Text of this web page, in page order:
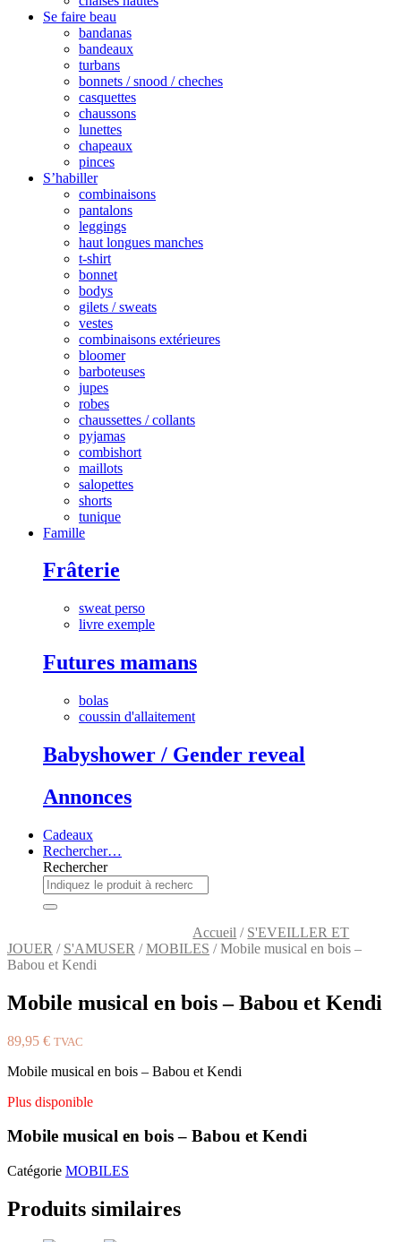
Se faire beau
bandanas
bandeaux
turbans
bonnets / snood / cheches
casquettes
chaussons
lunettes
chapeaux
pinces
S’habiller
combinaisons
pantalons
leggings
haut longues manches
t-shirt
bonnet
bodys
gilets / sweats
vestes
combinaisons extérieures
bloomer
barboteuses
jupes
robes
chaussettes / collants
pyjamas
combishort
maillots
salopettes
shorts
tunique
Famille
Frâterie
sweat perso
livre exemple
Futures mamans
bolas
coussin d'allaitement
Babyshower / Gender reveal
Annonces
Cadeaux
Rechercher…
Rechercher
Accueil / S'EVEILLER ET
JOUER / S'AMUSER /MOBILES / Mobile musical en bois –
Babou et Kendi
Mobile musical en bois – Babou et Kendi
89,95 € TVAC
Mobile musical en bois – Babou et Kendi
Plus disponible
Mobile musical en bois – Babou et Kendi
Catégorie MOBILES
Produits similaires